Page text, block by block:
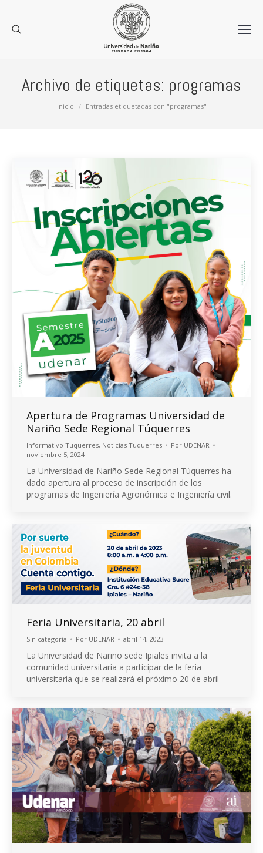
Archivo de etiquetas: programas
Inicio Entradas etiquetadas con "programas"
Apertura de Programas Universidad de
Nariño Sede Regional Túquerres
Informativo Tuquerres, Noticias Tuquerres Por UDENAR
noviembre 5, 2024
La Universidad de Nariño Sede Regional Túquerres ha
dado apertura al proceso de inscripción de los
programas de Ingeniería Agronómica e Ingeniería civil.
Feria Universitaria, 20 abril
Sin categoría Por UDENAR abril 14, 2023
La Universidad de Nariño sede Ipiales invita a la
comunidad universitaria a participar de la feria
universitaria que se realizará el próximo 20 de abril